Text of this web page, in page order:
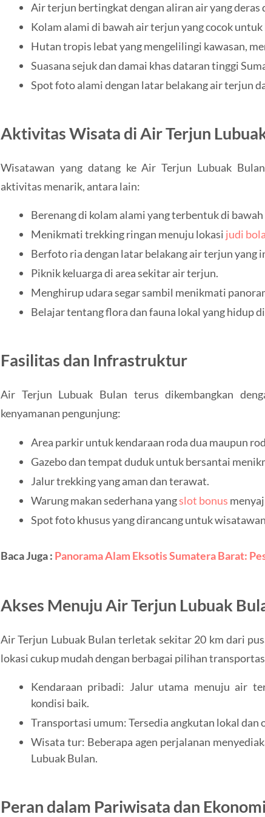
Air terjun bertingkat dengan aliran air yang deras
Kolam alami di bawah air terjun yang cocok untuk
Hutan tropis lebat yang mengelilingi kawasan,
Suasana sejuk dan damai khas dataran tinggi
Spot foto alami dengan latar belakang air terjun
Aktivitas Wisata di Air Terjun
Wisatawan yang datang ke Air Terjun Lubuak
aktivitas menarik, antara lain:
Berenang di kolam alami yang terbentuk di
Menikmati trekking ringan menuju lokasi judi bola
Berfoto ria dengan latar belakang air terjun yang
Piknik keluarga di area sekitar air terjun.
Menghirup udara segar sambil menikmati
Belajar tentang flora dan fauna lokal yang hidup
Fasilitas dan Infrastruktur
Air Terjun Lubuak Bulan terus dikembangkan
kenyamanan pengunjung:
Area parkir untuk kendaraan roda dua maupun
Gazebo dan tempat duduk untuk bersantai
Jalur trekking yang aman dan terawat.
Warung makan sederhana yangslot bonus
Spot foto khusus yang dirancang untuk
Baca Juga : Panorama Alam Eksotis Sumatera Barat:
Akses Menuju Air Terjun Lubuak
Air Terjun Lubuak Bulan terletak sekitar 20 km dari
lokasi cukup mudah dengan berbagai pilihan
Kendaraan pribadi: Jalur utama menuju air
kondisi baik.
Transportasi umum: Tersedia angkutan lokal dan
Wisata tur: Beberapa agen perjalanan
Lubuak Bulan.
Peran dalam Pariwisata dan